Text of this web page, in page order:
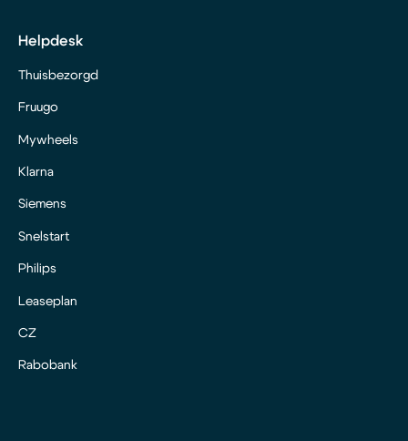
Helpdesk
Thuisbezorgd
Fruugo
Mywheels
Klarna
Siemens
Snelstart
Philips
Leaseplan
CZ
Rabobank